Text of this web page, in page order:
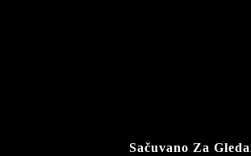
Sačuvano Za